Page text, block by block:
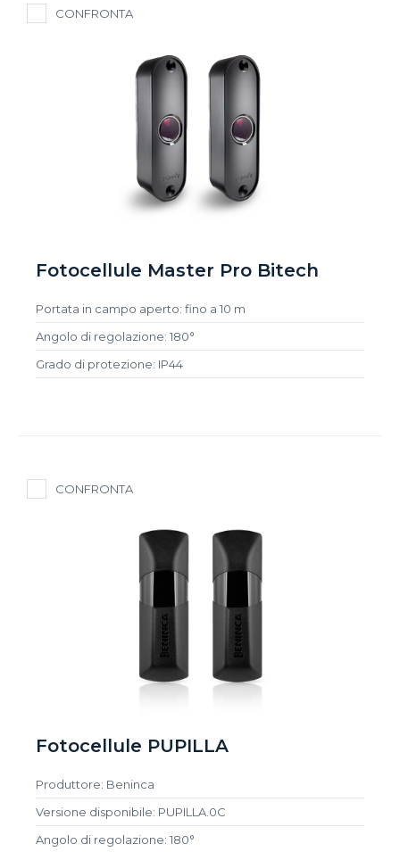
CONFRONTA
Fotocellule Master Pro Bitech
Portata in campo aperto: fino a 10 m
Angolo di regolazione: 180°
Grado di protezione: IP44
CONFRONTA
Fotocellule PUPILLA
Produttore: Beninca
Versione disponibile: PUPILLA.0C
Angolo di regolazione: 180°